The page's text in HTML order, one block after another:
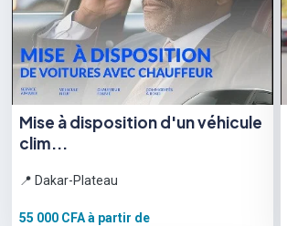
Mise à disposition d'un véhicule
clim...
📍 Dakar-Plateau
55 000 CFAà partir de